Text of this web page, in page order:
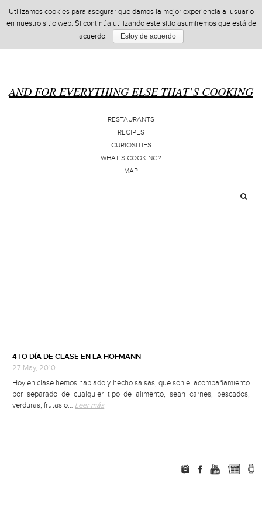
AND FOR EVERYTHING ELSE THAT’S COOKING
RESTAURANTS
RECIPES
CURIOSITIES
WHAT’S COOKING?
MAP
4TO DÍA DE CLASE EN LA HOFMANN
27 May, 2010
Hoy en clase hemos hablado y hecho salsas, que son el acompañamiento
por separado de cualquier tipo de alimento, sean carnes, pescados,
verduras, frutas o… Leer más
Utilizamos cookies para asegurar que damos la mejor experiencia al usuario
en nuestro sitio web. Si continúa utilizando este sitio asumiremos que está de
acuerdo.
Estoy de acuerdo